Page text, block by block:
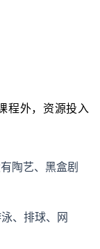
程外，资源投入
陶艺、黑盒剧
、排球、网